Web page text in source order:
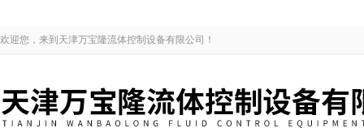
欢迎您，来到天津万宝隆流体控制设备有限公司！